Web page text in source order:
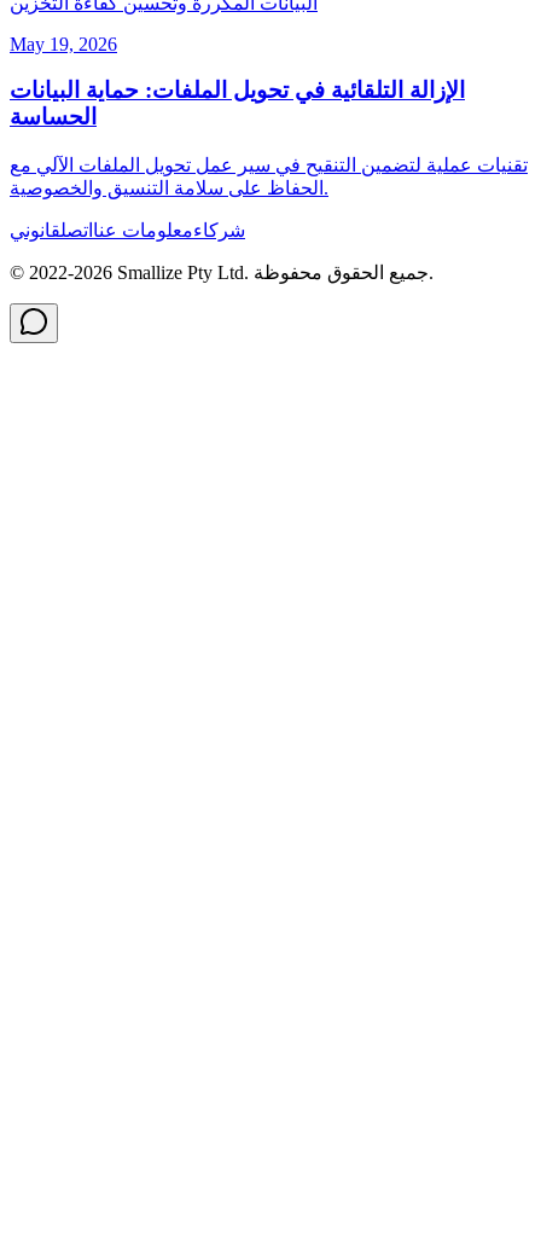
May 19, 2026
الإزالة التلقائية في تحويل الملفات: حماية البيانات
الحساسة
تقنيات عملية لتضمين التنقيح في سير عمل تحويل الملفات الآلي مع
الحفاظ على سلامة التنسيق والخصوصية.
شركاءمعلومات عنا اتصلقانوني
© 2022-2026 Smallize Pty Ltd. جميع الحقوق محفوظة.